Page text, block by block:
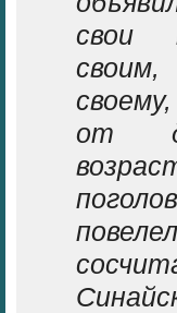
свои
от